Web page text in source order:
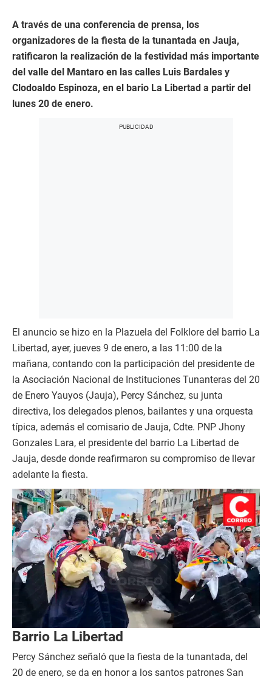
A través de una conferencia de prensa, los
organizadores de la fiesta de la tunantada en Jauja,
ratificaron la realización de la festividad más importante
del valle del Mantaro en las calles Luis Bardales y
Clodoaldo Espinoza, en el bario La Libertad a partir del
lunes 20 de enero.
El anuncio se hizo en la Plazuela del Folklore del barrio La
Libertad, ayer, jueves 9 de enero, a las 11:00 de la
mañana, contando con la participación del presidente de
la Asociación Nacional de Instituciones Tunanteras del 20
de Enero Yauyos (Jauja), Percy Sánchez, su junta
directiva, los delegados plenos, bailantes y una orquesta
típica, además el comisario de Jauja, Cdte. PNP Jhony
Gonzales Lara, el presidente del barrio La Libertad de
Jauja, desde donde reafirmaron su compromiso de llevar
adelante la fiesta.
Barrio La Libertad
Percy Sánchez señaló que la fiesta de la tunantada, del
20 de enero, se da en honor a los santos patrones San